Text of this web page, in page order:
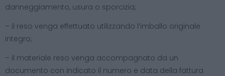
danneggiamento, usura o sporcizia;
– il reso venga effettuato utilizzando l’imballo originale
integro;
– il materiale reso venga accompagnato da un
documento con indicato il numero e data della fattura